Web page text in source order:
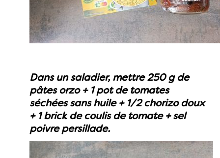
Dans un saladier, mettre 250 g de
pâtes orzo + 1 pot de tomates
séchées sans huile + 1/2 chorizo doux
+ 1 brick de coulis de tomate + sel
poivre persillade.